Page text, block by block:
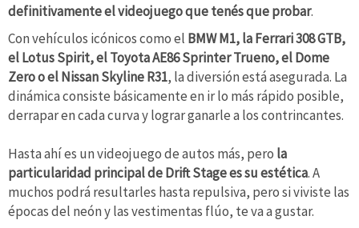
definitivamente el videojuego que tenés que probar.
Con vehículos icónicos como el BMW M1, la Ferrari 308 GTB,
el Lotus Spirit, el Toyota AE86 Sprinter Trueno, el Dome
Zero o el Nissan Skyline R31, la diversión está asegurada. La
dinámica consiste básicamente en ir lo más rápido posible,
derrapar en cada curva y lograr ganarle a los contrincantes.
Hasta ahí es un videojuego de autos más, pero la
particularidad principal de Drift Stage es su estética. A
muchos podrá resultarles hasta repulsiva, pero si viviste las
épocas del neón y las vestimentas flúo, te va a gustar.